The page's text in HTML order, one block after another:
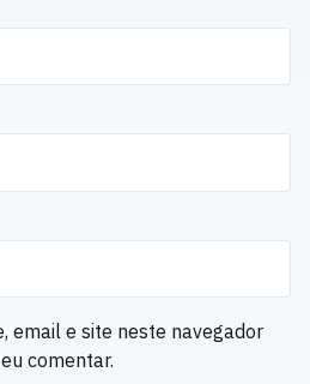
email e site neste navegador
comentar.